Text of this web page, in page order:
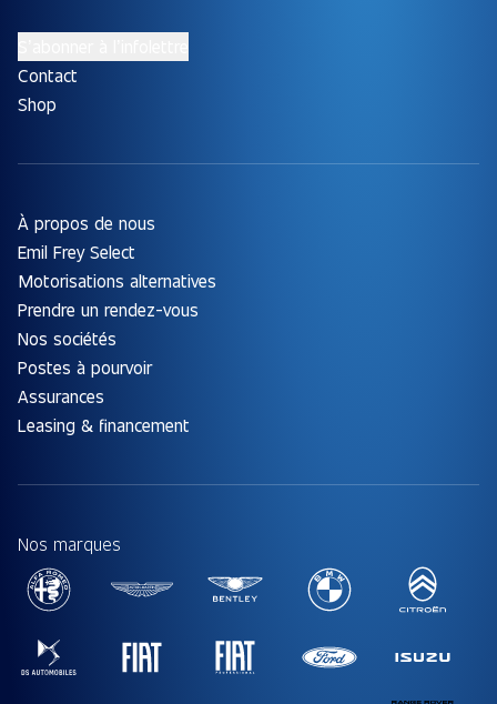
Contact
Shop
À propos de nous
Emil Frey Select
Motorisations alternatives
Prendre un rendez-vous
Nos sociétés
Postes à pourvoir
Assurances
Leasing & financement
Nos marques